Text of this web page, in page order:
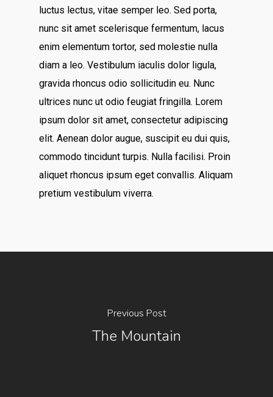
luctus lectus, vitae semper leo. Sed porta,
nunc sit amet scelerisque fermentum, lacus
enim elementum tortor, sed molestie nulla
diam a leo. Vestibulum iaculis dolor ligula,
gravida rhoncus odio sollicitudin eu. Nunc
ultrices nunc ut odio feugiat fringilla. Lorem
ipsum dolor sit amet, consectetur adipiscing
elit. Aenean dolor augue, suscipit eu dui quis,
commodo tincidunt turpis. Nulla facilisi. Proin
aliquet rhoncus ipsum eget convallis. Aliquam
pretium vestibulum viverra.
Previous Post
The Mountain